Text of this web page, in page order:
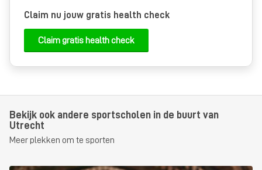
Claim nu jouw gratis health check
Claim gratis health check
Bekijk ook andere sportscholen in de buurt van
Utrecht
Meer plekken om te sporten